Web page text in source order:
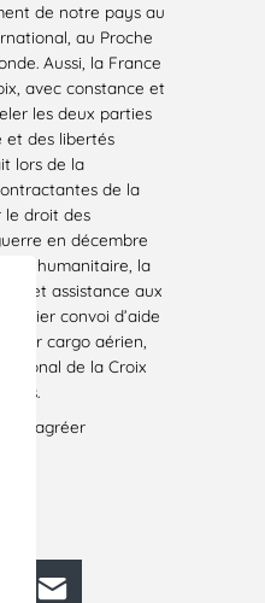
de notre pays au
au Proche
Aussi, la France
avec constance et
les deux parties
et des libertés
lors de la
de la
le droit des
en décembre
humanitaire, la
et assistance aux
convoi d’aide
par cargo aérien,
de la Croix
d’agréer
LinkedIn